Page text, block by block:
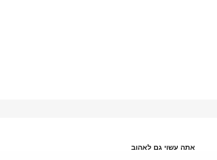
אתה עשוי גם לאהוב